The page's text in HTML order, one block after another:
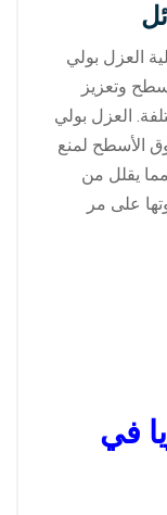
العزل بولي
وتعزيز
العزل بولي
الأسطح لمنع
يقلل من
على مر
في